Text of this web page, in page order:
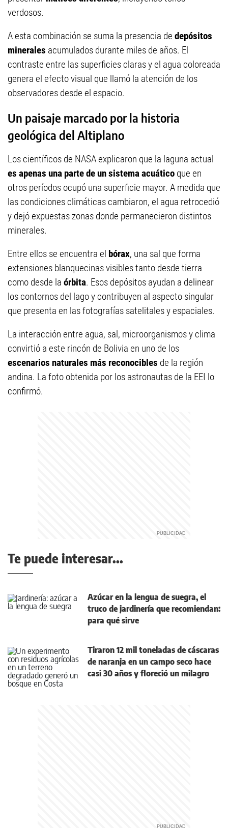
verdosos.
A esta combinación se suma la presencia de depósitos
minerales acumulados durante miles de años. El
contraste entre las superficies claras y el agua coloreada
genera el efecto visual que llamó la atención de los
observadores desde el espacio.
Un paisaje marcado por la historia
geológica del Altiplano
Los científicos de NASA explicaron que la laguna actual
es apenas una parte de un sistema acuático que en
otros períodos ocupó una superficie mayor. A medida que
las condiciones climáticas cambiaron, el agua retrocedió
y dejó expuestas zonas donde permanecieron distintos
minerales.
Entre ellos se encuentra el bórax, una sal que forma
extensiones blanquecinas visibles tanto desde tierra
como desde la órbita. Esos depósitos ayudan a delinear
los contornos del lago y contribuyen al aspecto singular
que presenta en las fotografías satelitales y espaciales.
La interacción entre agua, sal, microorganismos y clima
convirtió a este rincón de Bolivia en uno de los
escenarios naturales más reconocibles de la región
andina. La foto obtenida por los astronautas de la EEI lo
confirmó.
Te puede interesar...
Azúcar en la lengua de suegra, el
truco de jardinería que recomiendan:
para qué sirve
Tiraron 12 mil toneladas de cáscaras
de naranja en un campo seco hace
casi 30 años y floreció un milagro